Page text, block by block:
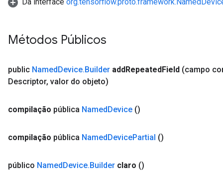
Métodos Públicos
public NamedDevice.Builder addRepeatedField (campo
Descriptor, valor do objeto)
compilação pública NamedDevice ()
compilação pública NamedDevicePartial ()
público NamedDevice.Builder claro ()